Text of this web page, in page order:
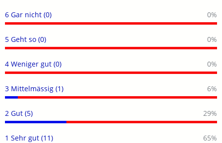
6 Gar nicht (0) 0%
5 Geht so (0) 0%
4 Weniger gut (0) 0%
3 Mittelmässig (1) 6%
2 Gut (5) 29%
1 Sehr gut (11) 65%